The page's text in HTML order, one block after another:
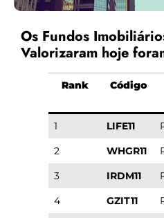
Os Fundos
Valorizaram hoje
Rank Código
1 LIFE11
2
WHGR11
3
IRDM11
4
GZIT11